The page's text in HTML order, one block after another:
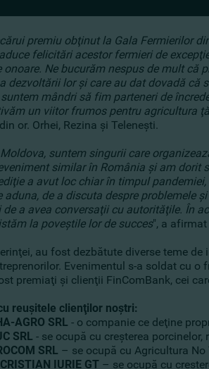
premiu obţinut la Gala Fermierilor
felicitări acestor fermieri de
onoare. Ne bucurăm nespus de mult
dezvoltării lor şi care au dat dovadă că
mândri să fim parteneri de
un viitor frumos pentru agricultura
din or. Orhei, Rezina şi Teleneşti.
suntem singurii care
similar în România şi am dorit
a avut loc chiar în timpul
aduna, de a discuta despre problemele
a avea conversaţii cu autorităţile. În
la poveştile lor de succes", a afirmat
au fost dezbătute diverse teme
Evenimentul s-a soldat cu
premiaţi şi clienţii FinComBank, cei
reuşitele clienţilor noştri:
AGRO SRL - o companie ce deţine
SRL - se ocupă cu creşterea
SRL – se ocupă cu Agricultura No
IURIE GT – se ocupă cu